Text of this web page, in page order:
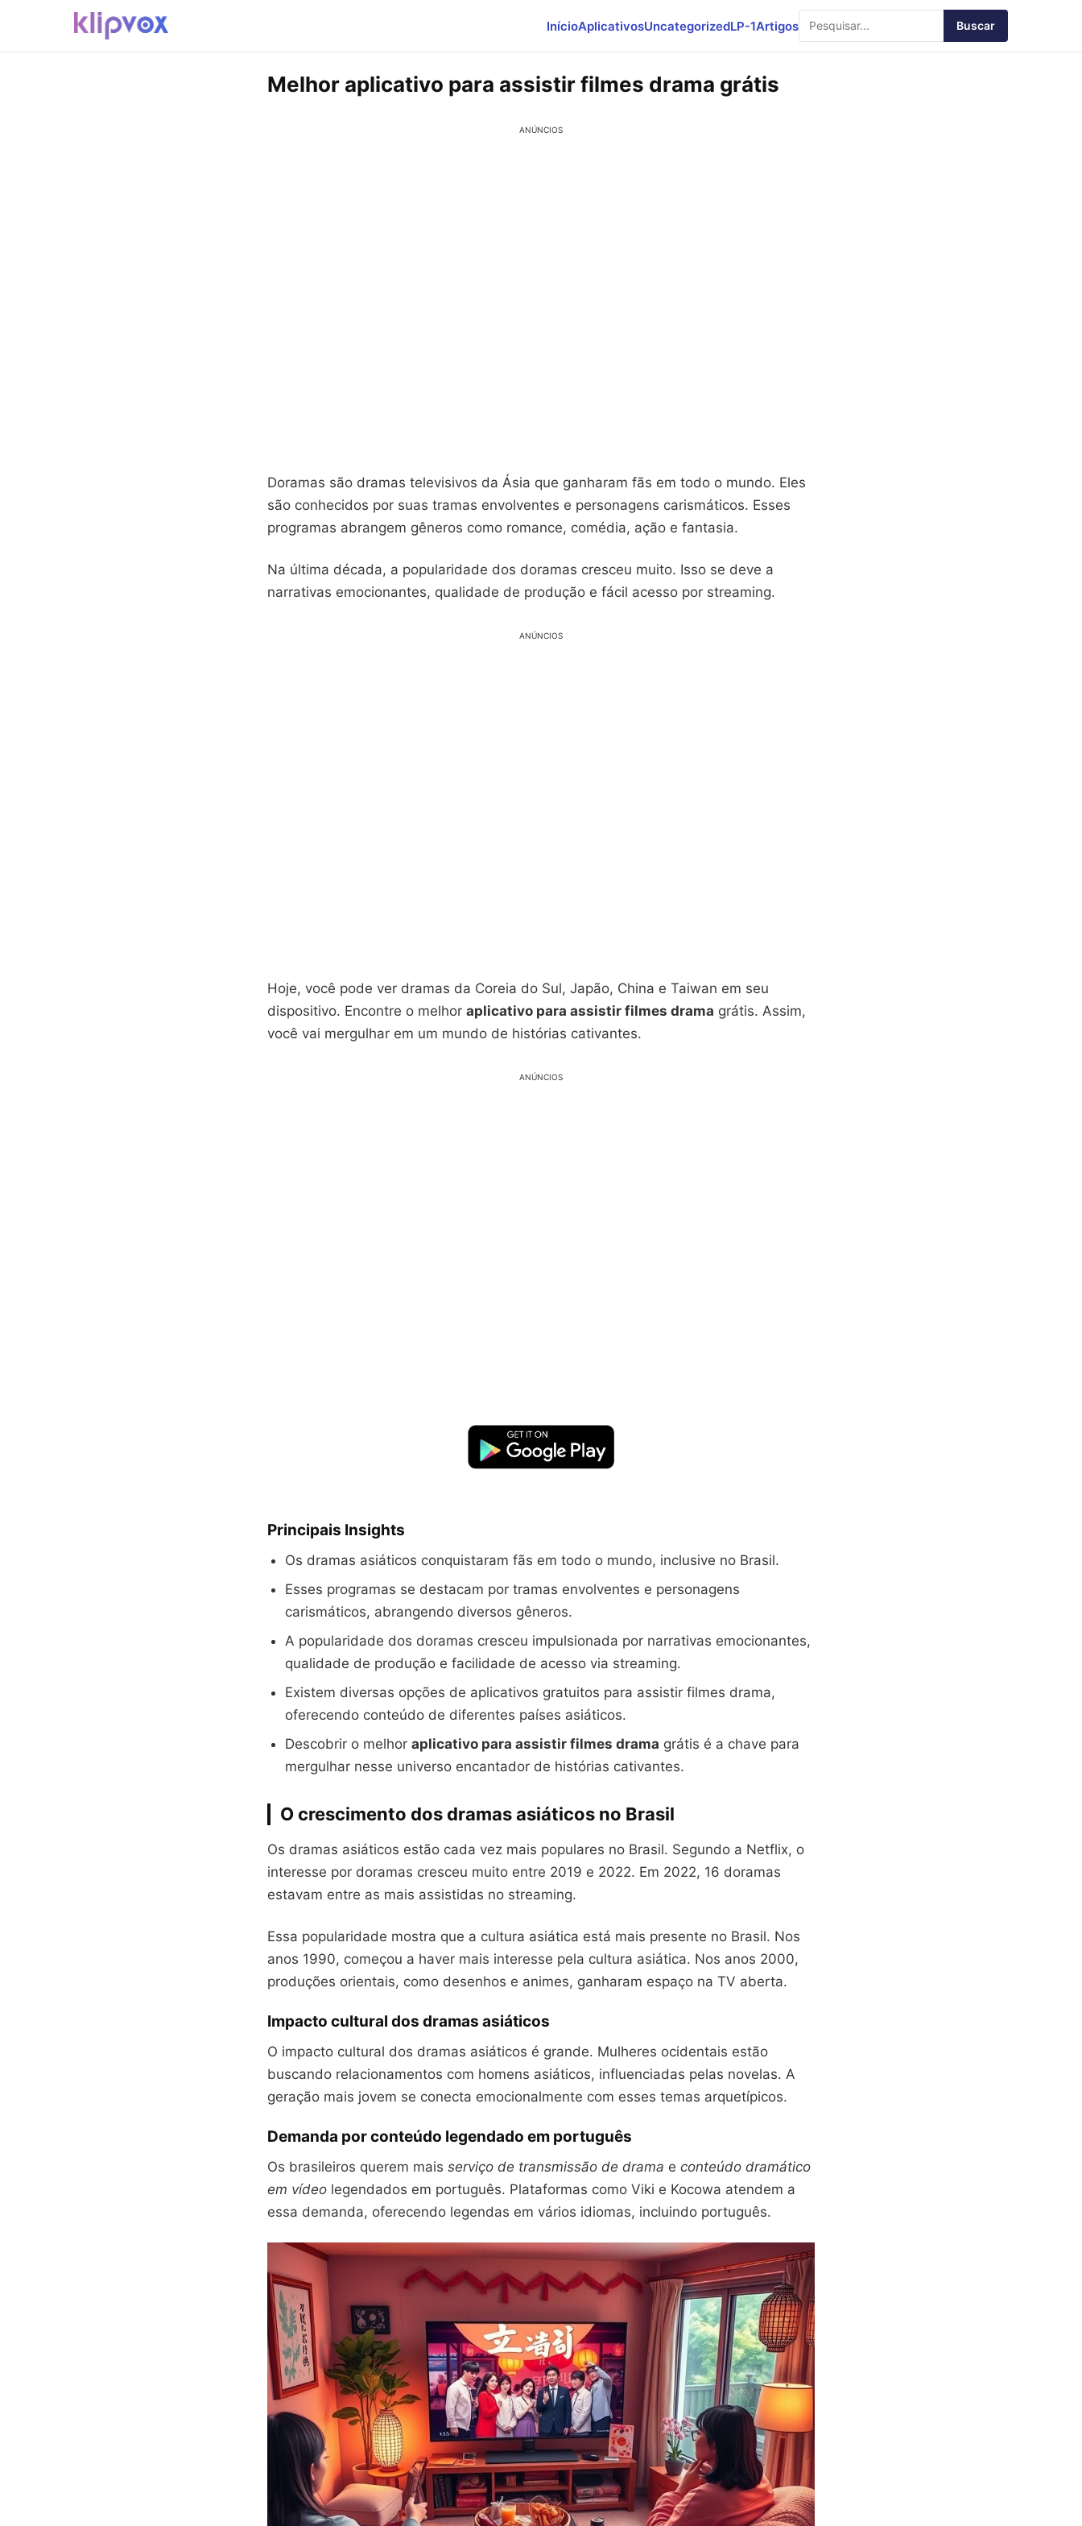
InícioAplicativosUncategorizedLP-1Artigos Buscar
Melhor aplicativo para assistir filmes drama grátis
ANÚNCIOS
Doramas são dramas televisivos da Ásia que ganharam fãs em todo o mundo. Eles
são conhecidos por suas tramas envolventes e personagens carismáticos. Esses
programas abrangem gêneros como romance, comédia, ação e fantasia.
Na última década, a popularidade dos doramas cresceu muito. Isso se deve a
narrativas emocionantes, qualidade de produção e fácil acesso por streaming.
ANÚNCIOS
Hoje, você pode ver dramas da Coreia do Sul, Japão, China e Taiwan em seu
dispositivo. Encontre o melhor aplicativo para assistir filmes drama grátis. Assim,
você vai mergulhar em um mundo de histórias cativantes.
ANÚNCIOS
Principais Insights
Os dramas asiáticos conquistaram fãs em todo o mundo, inclusive no Brasil.
Esses programas se destacam por tramas envolventes e personagens
carismáticos, abrangendo diversos gêneros.
A popularidade dos doramas cresceu impulsionada por narrativas emocionantes,
qualidade de produção e facilidade de acesso via streaming.
Existem diversas opções de aplicativos gratuitos para assistir filmes drama,
oferecendo conteúdo de diferentes países asiáticos.
Descobrir o melhor aplicativo para assistir filmes drama grátis é a chave para
mergulhar nesse universo encantador de histórias cativantes.
O crescimento dos dramas asiáticos no Brasil
Os dramas asiáticos estão cada vez mais populares no Brasil. Segundo a Netflix, o
interesse por doramas cresceu muito entre 2019 e 2022. Em 2022, 16 doramas
estavam entre as mais assistidas no streaming.
Essa popularidade mostra que a cultura asiática está mais presente no Brasil. Nos
anos 1990, começou a haver mais interesse pela cultura asiática. Nos anos 2000,
produções orientais, como desenhos e animes, ganharam espaço na TV aberta.
Impacto cultural dos dramas asiáticos
O impacto cultural dos dramas asiáticos é grande. Mulheres ocidentais estão
buscando relacionamentos com homens asiáticos, influenciadas pelas novelas. A
geração mais jovem se conecta emocionalmente com esses temas arquetípicos.
Demanda por conteúdo legendado em português
Os brasileiros querem mais serviço de transmissão de drama e conteúdo dramático
em vídeo legendados em português. Plataformas como Viki e Kocowa atendem a
essa demanda, oferecendo legendas em vários idiomas, incluindo português.